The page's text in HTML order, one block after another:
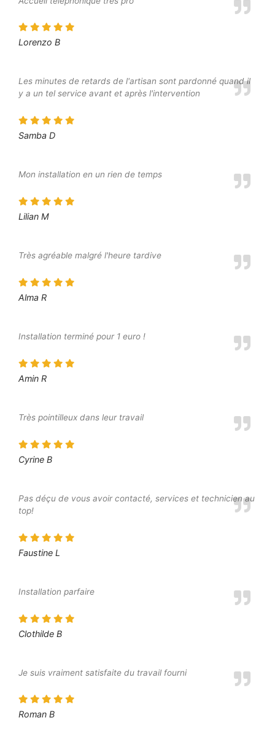
Lorenzo B
Les minutes de retards de l'artisan sont pardonné quand il
y a un tel service avant et après l'intervention
Samba D
Mon installation en un rien de temps
Lilian M
Très agréable malgré l'heure tardive
Alma R
Installation terminé pour 1 euro !
Amin R
Très pointilleux dans leur travail
Cyrine B
Pas déçu de vous avoir contacté, services et technicien au
top!
Faustine L
Installation parfaire
Clothilde B
Je suis vraiment satisfaite du travail fourni
Roman B